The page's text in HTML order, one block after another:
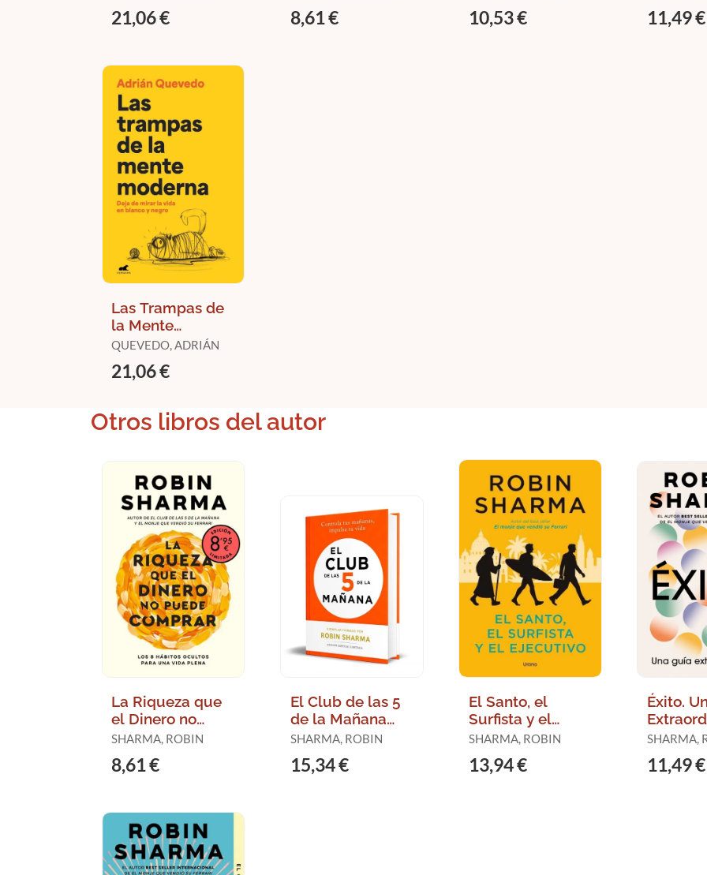
21,06 €
(KIRAI)
8,61 € 10,53 € 11,49 €
Las Trampas de
la Mente
Moderna
QUEVEDO, ADRIÁN
21,06 €
Otros libros del autor
La Riqueza que
el Dinero no
Puede Comprar
Limitada)
SHARMA, ROBIN
8,61 €
El Club de las 5
de la Mañana
(Edición
Firmada)
SHARMA, ROBIN
15,34 €
El Santo, el
Surfista y el
Ejecutivo
SHARMA, ROBIN
13,94 €
Éxito.
SHARMA,
11,49 €